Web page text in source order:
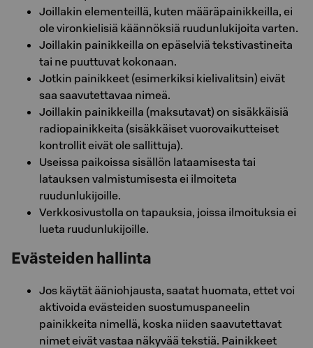
Joillakin elementeillä, kuten määräpainikkeilla, ei
ole vironkielisiä käännöksiä ruudunlukijoita varten.
Joillakin painikkeilla on epäselviä tekstivastineita
tai ne puuttuvat kokonaan.
Jotkin painikkeet (esimerkiksi kielivalitsin) eivät
saa saavutettavaa nimeä.
Joillakin painikkeilla (maksutavat) on sisäkkäisiä
radiopainikkeita (sisäkkäiset vuorovaikutteiset
kontrollit eivät ole sallittuja).
Useissa paikoissa sisällön lataamisesta tai
latauksen valmistumisesta ei ilmoiteta
ruudunlukijoille.
Verkkosivustolla on tapauksia, joissa ilmoituksia ei
lueta ruudunlukijoille.
Evästeiden hallinta
Jos käytät ääniohjausta, saatat huomata, ettet voi
aktivoida evästeiden suostumuspaneelin
painikkeita nimellä, koska niiden saavutettavat
nimet eivät vastaa näkyvää tekstiä. Painikkeet